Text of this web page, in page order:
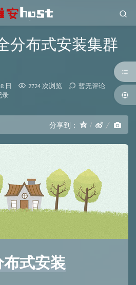
分布式安装集群
日 2724 次浏览
暂无评论
录
分享到：
布式安装